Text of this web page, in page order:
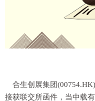
合生创展集团
接获联交所函件，当中载